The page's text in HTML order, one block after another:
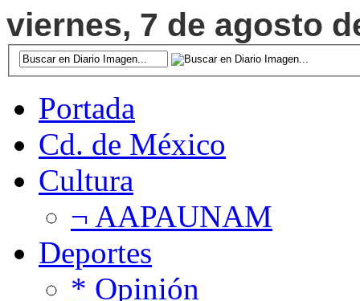
viernes, 7 de agosto
Portada
Cd. de México
Cultura
¬ AAPAUNAM
Deportes
* Opinión